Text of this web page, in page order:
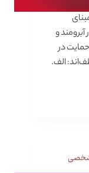
و
در
الف.